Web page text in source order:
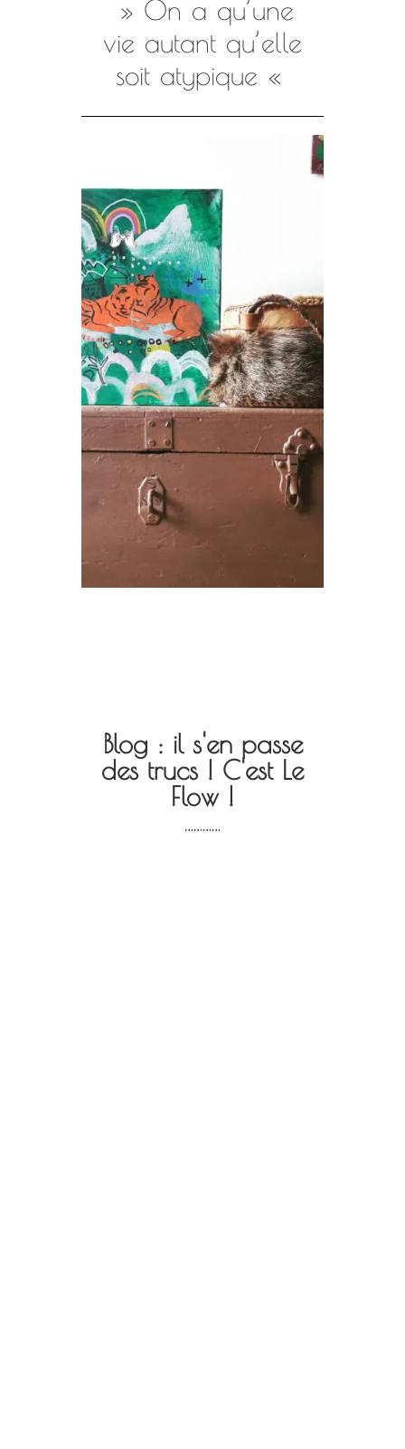
» On a qu’une
vie autant qu’elle
soit atypique «
Blog : il s'en passe
des trucs ! C'est Le
Flow !